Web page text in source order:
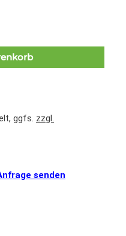
ggfs. zzgl.
senden